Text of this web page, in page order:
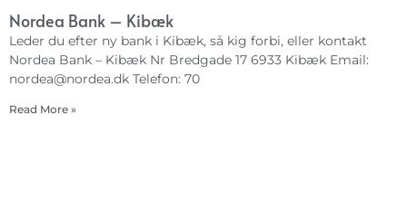
Nordea Bank – Kibæk
Leder du efter ny bank i Kibæk, så kig forbi, eller kontakt
Nordea Bank – Kibæk Nr Bredgade 17 6933 Kibæk Email:
nordea@nordea.dk Telefon: 70
Read More »